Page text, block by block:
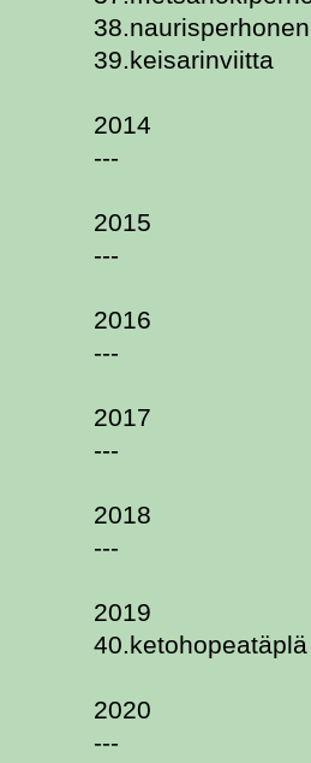
38.naurisperhonen
39.keisarinviitta
2014
---
2015
---
2016
---
2017
---
2018
---
2019
40.ketohopeatäplä
2020
---